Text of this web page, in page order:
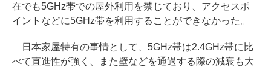
在でも5GHz帯での屋外利用を禁じており、アクセスポ
イントなどに5GHz帯を利用することができなかった。
日本家屋特有の事情として、5GHz帯は2.4GHz帯に比
べて直進性が強く、また壁などを通過する際の減衰も大